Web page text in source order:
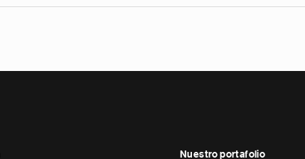
Nuestro portafolio